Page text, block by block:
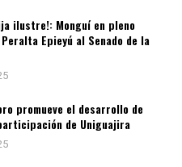
ilustre!: Monguí en pleno
Epieyú al Senado de la
promueve el desarrollo de
de Uniguajira